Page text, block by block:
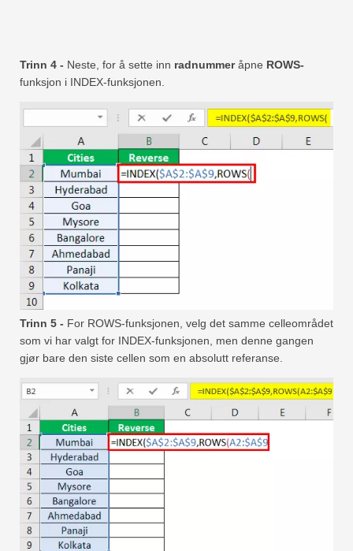
Trinn 4 - Neste, for å sette inn radnummeråpne ROWS-
funksjon i INDEX-funksjonen.
Trinn 5 - For ROWS-funksjonen, velg det samme celleområdet
som vi har valgt for INDEX-funksjonen, men denne gangen
gjør bare den siste cellen som en absolutt referanse.